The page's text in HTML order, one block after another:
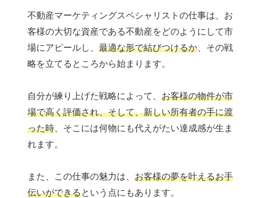
不動産マーケティングスペシャリストの仕事は、お
客様の大切な資産である不動産をどのようにして市
場にアピールし、 最適な形で結びつけるか 、その戦
略を立てるところから始まります。
自分が練り上げた戦略によって、 お客様の物件が市
場で高く評価され、そして、新しい所有者の手に渡
った時 、そこには何物にも代えがたい達成感が生ま
れます。
また、この仕事の魅力は、 お客様の夢を叶えるお手
伝いができるという点にもあります。